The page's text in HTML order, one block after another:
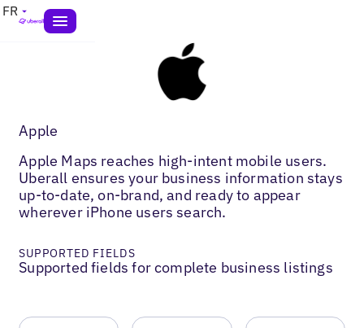
FR
Apple
Apple Maps reaches high-intent mobile users.
Uberall ensures your business information stays
up-to-date, on-brand, and ready to appear
wherever iPhone users search.
SUPPORTED FIELDS
Supported fields for complete business listings